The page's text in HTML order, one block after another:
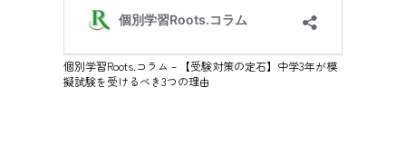
個別学習Roots.コラム – 【受験対策の定石】中学3年が模
擬試験を受けるべき3つの理由